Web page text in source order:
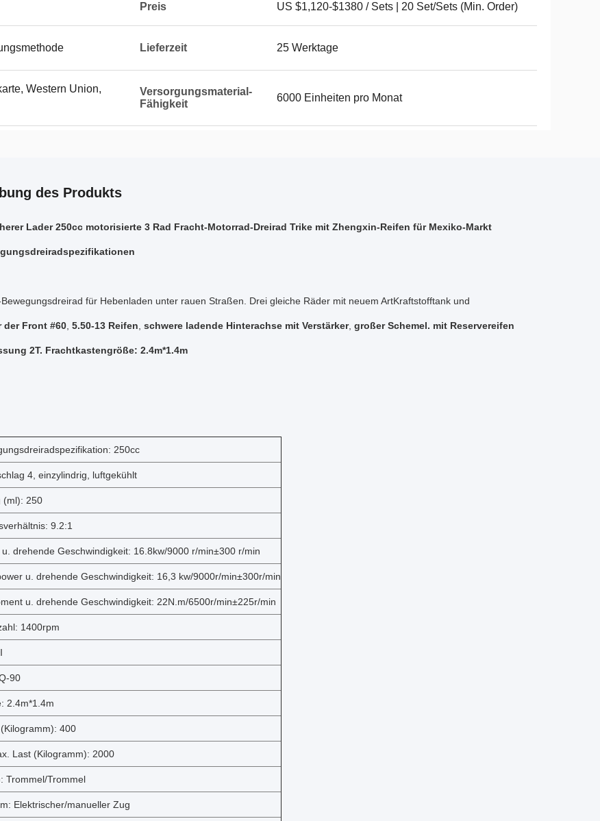
Preis US $1,120-$1380 / Sets | 20 Set/Sets (Min. Order)
Lieferzeit 25 Werktage
Western Union,
Versorgungsmaterial-
Fähigkeit
6000 Einheiten pro Monat
des Produkts
Lader 250cc motorisierte 3 Rad Fracht-Motorrad-Dreirad Trike mit Zhengxin-Reifen für Mexiko-Markt
für Hebenladen unter rauen Straßen. Drei gleiche Räder mit neuem ArtKraftstofftank und
der Front #60 5.50-13 Reifen schwere ladende Hinterachse mit Verstärker, großer Schemel. mit Reservereifen
2T. Frachtkastengröße: 2.4m*1.4m
250cc
4, einzylindrig, luftgekühlt
(ml): 250
9.2:1
drehende Geschwindigkeit: 16.8kw/9000 r/min±300 r/min
u. drehende Geschwindigkeit: 16,3 kw/9000r/min±300r/min
u. drehende Geschwindigkeit: 22N.m/6500r/min±225r/min
1400rpm
90
2.4m*1.4m
400
Last (Kilogramm): 2000
Trommel/Trommel
Elektrischer/manueller Zug